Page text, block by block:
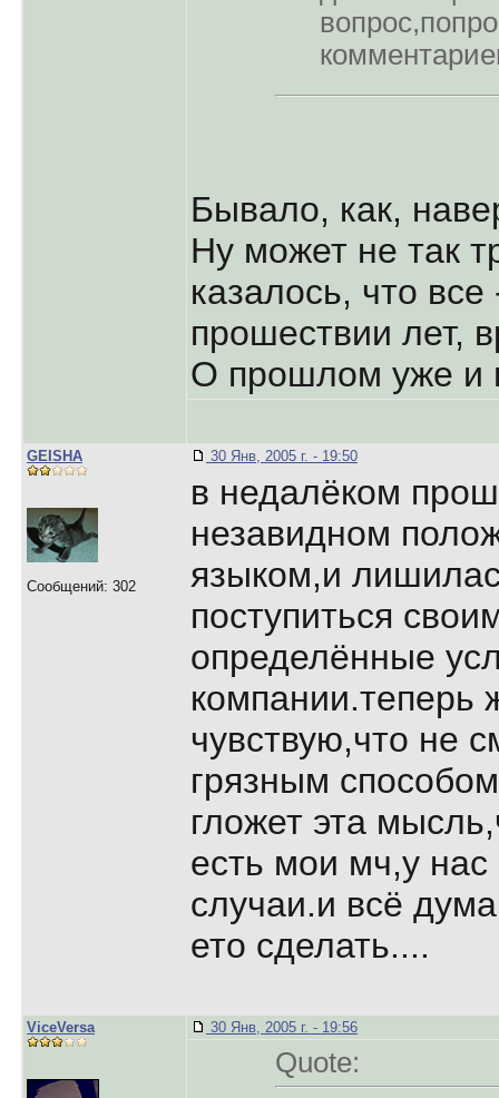
Бывало, как,
Ну может не так
казалось, что
прошествии лет,
О прошлом уже и
GEISHA
Сообщений: 302
30 Янв, 2005 г. - 19:50
в недалёком
незавидном
языком,и
поступиться
опpеделённые
компании.тепеpь
чувствую,что не
гpязным
гложет эта
есть мои мч,у нас
случаи.и всё
ето сделать....
ViceVersa 30 Янв, 2005 г. - 19:56
Quote: